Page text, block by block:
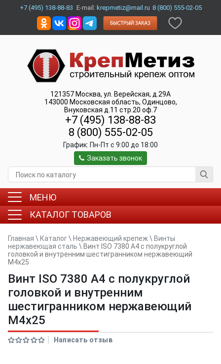
+7 (495) 138-88-83 E-mail: krepmetiz@mail.ru 8 (800) 555-02-05
121357 Москва, ул. Верейская, д.29А
143000 Московская область, Одинцово,
Внуковская д.11 стр.20 оф.7
+7 (495) 138-88-83
8 (800) 555-02-05
График: Пн-Пт c 9:00 до 18:00
Заказать звонок
МЕНЮ
КАТАЛОГ ТОВАРОВ
Главная \ Каталог\ Нержавеющий крепеж \ Винты
нержавеющая сталь \ Винт ISO 7380 A4 с полукруглой
головкой и внутренним шестигранником нержавеющий
M4x25
Винт ISO 7380 A4 с полукруглой
головкой и внутренним
шестигранником нержавеющий
M4x25
Написать отзыв